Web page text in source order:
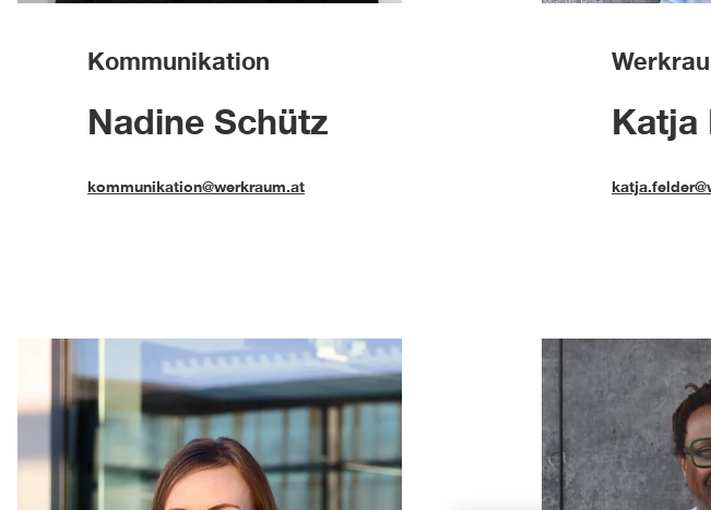
Kommunikation
Nadine Schütz
kommunikation@werkraum.at
Katja